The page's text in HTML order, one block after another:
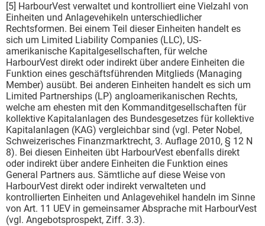
[5] HarbourVest verwaltet und kontrolliert eine Vielzahl von
Einheiten und Anlagevehikeln unterschiedlicher
Rechtsformen. Bei einem Teil dieser Einheiten handelt es
sich um Limited Liability Companies (LLC), US-
amerikanische Kapitalgesellschaften, für welche
HarbourVest direkt oder indirekt über andere Einheiten die
Funktion eines geschäftsführenden Mitglieds (Managing
Member) ausübt. Bei anderen Einheiten handelt es sich um
Limited Partnerships (LP) angloamerikanischen Rechts,
welche am ehesten mit den Kommanditgesellschaften für
kollektive Kapitalanlagen des Bundesgesetzes für kollektive
Kapitalanlagen (KAG) vergleichbar sind (vgl. Peter Nobel,
Schweizerisches Finanzmarktrecht, 3. Auflage 2010, § 12 N
8). Bei diesen Einheiten übt HarbourVest ebenfalls direkt
oder indirekt über andere Einheiten die Funktion eines
General Partners aus. Sämtliche auf diese Weise von
HarbourVest direkt oder indirekt verwalteten und
kontrollierten Einheiten und Anlagevehikel handeln im Sinne
von Art. 11 UEV in gemeinsamer Absprache mit HarbourVest
(vgl. Angebotsprospekt, Ziff. 3.3).